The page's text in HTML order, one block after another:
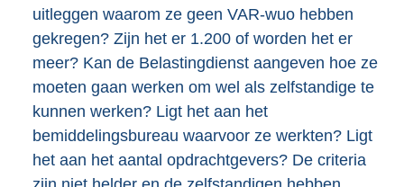
uitleggen waarom ze geen VAR-wuo hebben
gekregen? Zijn het er 1.200 of worden het er
meer? Kan de Belastingdienst aangeven hoe ze
moeten gaan werken om wel als zelfstandige te
kunnen werken? Ligt het aan het
bemiddelingsbureau waarvoor ze werkten? Ligt
het aan het aantal opdrachtgevers? De criteria